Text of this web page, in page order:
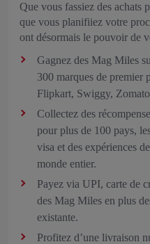
Que vous fassiez des achats
que vous planifiiez votre
ont désormais le pouvoir de
Gagnez des Mag Miles
300 marques de premier
Flipkart, Swiggy,
Collectez des
pour plus de 100 pays,
visa et des expériences
monde entier.
Payez via UPI, carte de
des Mag Miles en plus
existante.
Profitez d’une livraison